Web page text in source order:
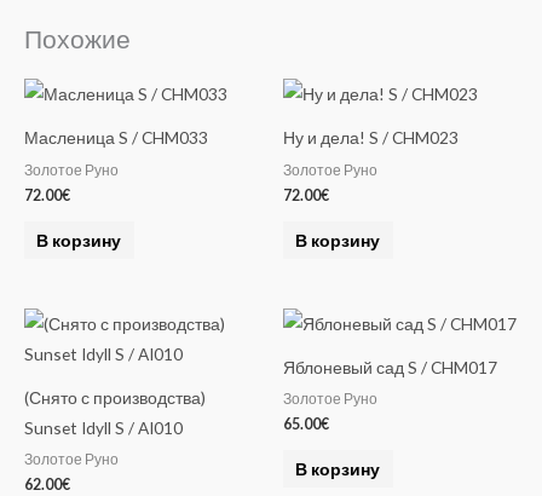
Похожие
Масленица S / CHM033
Золотое Руно
72.00€
В корзину
Ну и дела! S / CHM023
Золотое Руно
72.00€
В корзину
(Снято с производства)
Sunset Idyll S / AI010
Золотое Руно
62.00€
Яблоневый сад S / CHM017
Золотое Руно
65.00€
В корзину